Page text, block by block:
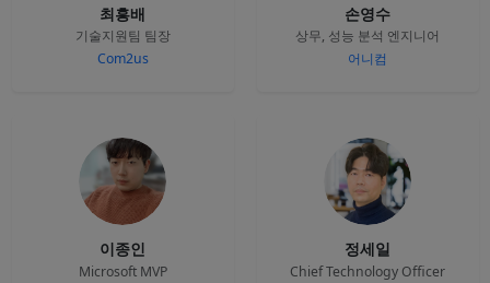
최흥배
기술지원팀 팀장
Com2us
손영수
상무, 성능 분석 엔지니어
어니컴
이종인
Microsoft MVP
정세일
Chief Technology Officer